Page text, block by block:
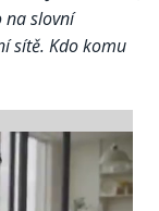
na slovní
sítě. Kdo komu